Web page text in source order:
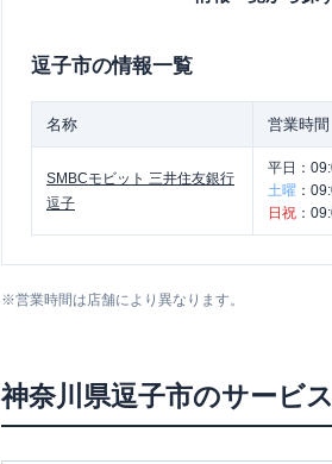
逗子市の情報一覧
名称 営業時間
SMBCモビット 三井住友銀行
逗子
平日：
土曜 ：
日祝 ：
※営業時間は店舗により異なります。
神奈川県逗子市のサービ